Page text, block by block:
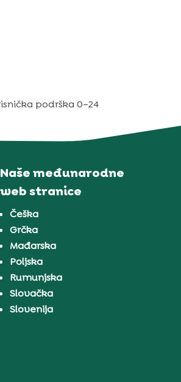
podrška 0–24
Naše međunarodne
web stranice
Češka
Grčka
Mađarska
Poljska
Rumunjska
Slovačka
Slovenija